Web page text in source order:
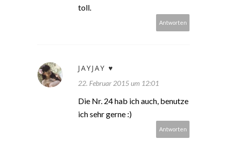
toll.
Antworten
JAYJAY ♥
22. Februar 2015 um 12:01
Die Nr. 24 hab ich auch, benutze
ich sehr gerne :)
Antworten